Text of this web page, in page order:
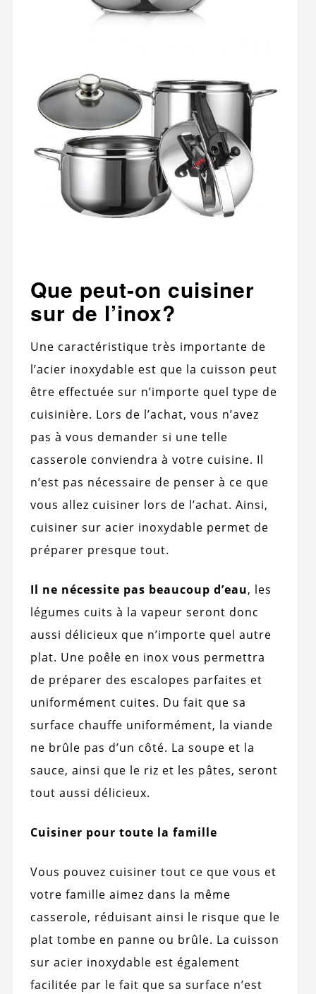
Que peut-on cuisiner
sur de l’inox?
Une caractéristique très importante de
l’acier inoxydable est que la cuisson peut
être effectuée sur n’importe quel type de
cuisinière. Lors de l’achat, vous n’avez
pas à vous demander si une telle
casserole conviendra à votre cuisine. Il
n’est pas nécessaire de penser à ce que
vous allez cuisiner lors de l’achat. Ainsi,
cuisiner sur acier inoxydable permet de
préparer presque tout.
Il ne nécessite pas beaucoup d’eau, les
légumes cuits à la vapeur seront donc
aussi délicieux que n’importe quel autre
plat. Une poêle en inox vous permettra
de préparer des escalopes parfaites et
uniformément cuites. Du fait que sa
surface chauffe uniformément, la viande
ne brûle pas d’un côté. La soupe et la
sauce, ainsi que le riz et les pâtes, seront
tout aussi délicieux.
Cuisiner pour toute la famille
Vous pouvez cuisiner tout ce que vous et
votre famille aimez dans la même
casserole, réduisant ainsi le risque que le
plat tombe en panne ou brûle. La cuisson
sur acier inoxydable est également
facilitée par le fait que sa surface n’est